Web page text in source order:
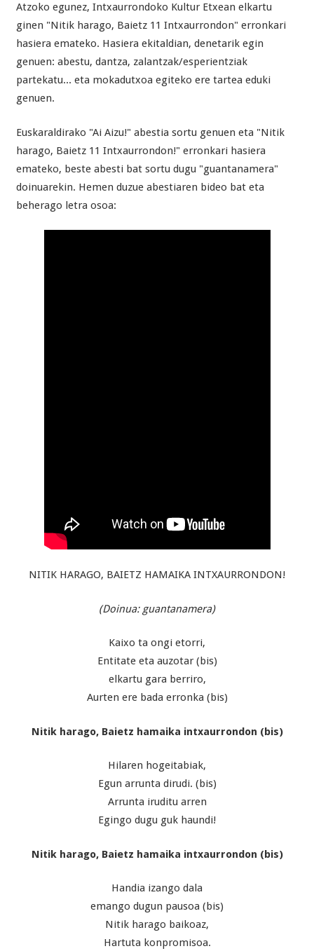
Atzoko egunez, Intxaurrondoko Kultur Etxean elkartu
ginen "Nitik harago, Baietz 11 Intxaurrondon" erronkari
hasiera emateko. Hasiera ekitaldian, denetarik egin
genuen: abestu, dantza, zalantzak/esperientziak
partekatu... eta mokadutxoa egiteko ere tartea eduki
genuen.
Euskaraldirako "Ai Aizu!" abestia sortu genuen eta "Nitik
harago, Baietz 11 Intxaurrondon!" erronkari hasiera
emateko, beste abesti bat sortu dugu "guantanamera"
doinuarekin. Hemen duzue abestiaren bideo bat eta
beherago letra osoa:
NITIK HARAGO, BAIETZ HAMAIKA INTXAURRONDON!
(Doinua: guantanamera)
Kaixo ta ongi etorri,
Entitate eta auzotar (bis)
elkartu gara berriro,
Aurten ere bada erronka (bis)
Nitik harago, Baietz hamaika intxaurrondon (bis)
Hilaren hogeitabiak,
Egun arrunta dirudi. (bis)
Arrunta iruditu arren
Egingo dugu guk haundi!
Nitik harago, Baietz hamaika intxaurrondon (bis)
Handia izango dala
emango dugun pausoa (bis)
Nitik harago baikoaz,
Hartuta konpromisoa.